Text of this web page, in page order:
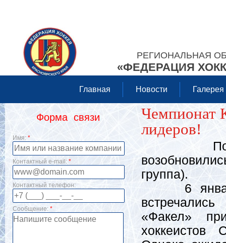
РЕГИОНАЛЬНАЯ
«ФЕДЕРАЦИЯ
Главная Новости Галерея
Форма связи
Имя: *
Контактный e-mail: *
Контактный телефон:
Сообщение: *
Чемпионат
лидеров!
После
группа).
6 января
«Факел»
хоккеистов